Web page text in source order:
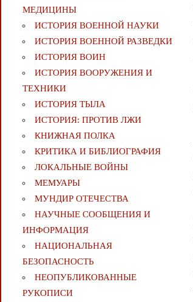
МЕДИЦИНЫ
ИСТОРИЯ ВОЕННОЙ НАУКИ
ИСТОРИЯ ВОЕННОЙ РАЗВЕДКИ
ИСТОРИЯ ВОИН
ИСТОРИЯ ВООРУЖЕНИЯ И
ТЕХНИКИ
ИСТОРИЯ ТЫЛА
ИСТОРИЯ: ПРОТИВ ЛЖИ
КНИЖНАЯ ПОЛКА
КРИТИКА И БИБЛИОГРАФИЯ
ЛОКАЛЬНЫЕ ВОЙНЫ
МЕМУАРЫ
МУНДИР ОТЕЧЕСТВА
НАУЧНЫЕ СООБЩЕНИЯ И
ИНФОРМАЦИЯ
НАЦИОНАЛЬНАЯ
БЕЗОПАСНОСТЬ
НЕОПУБЛИКОВАННЫЕ
РУКОПИСИ